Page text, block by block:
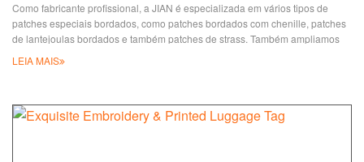
Como fabricante profissional, a JIAN é especializada em vários tipos de
patches especiais bordados, como patches bordados com chenille, patches
de lantejoulas bordados e também patches de strass. Também ampliamos
relacionados, como chaveiros, etiquetas de chaves, etiquetas de bagagem,
LEIA MAIS